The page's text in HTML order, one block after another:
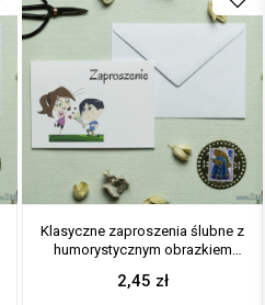
Klasyczne zaproszenia ślubne z
humorystycznym obrazkiem
ZAP-56-05
2,45 zł